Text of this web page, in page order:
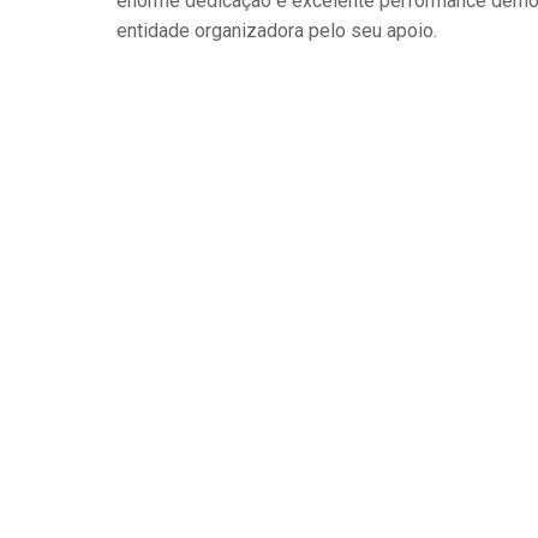
entidade organizadora pelo seu apoio.